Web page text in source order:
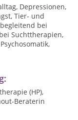
Depressionen,
Tier- und
bei
Suchttherapien,
(HP),
Beraterin